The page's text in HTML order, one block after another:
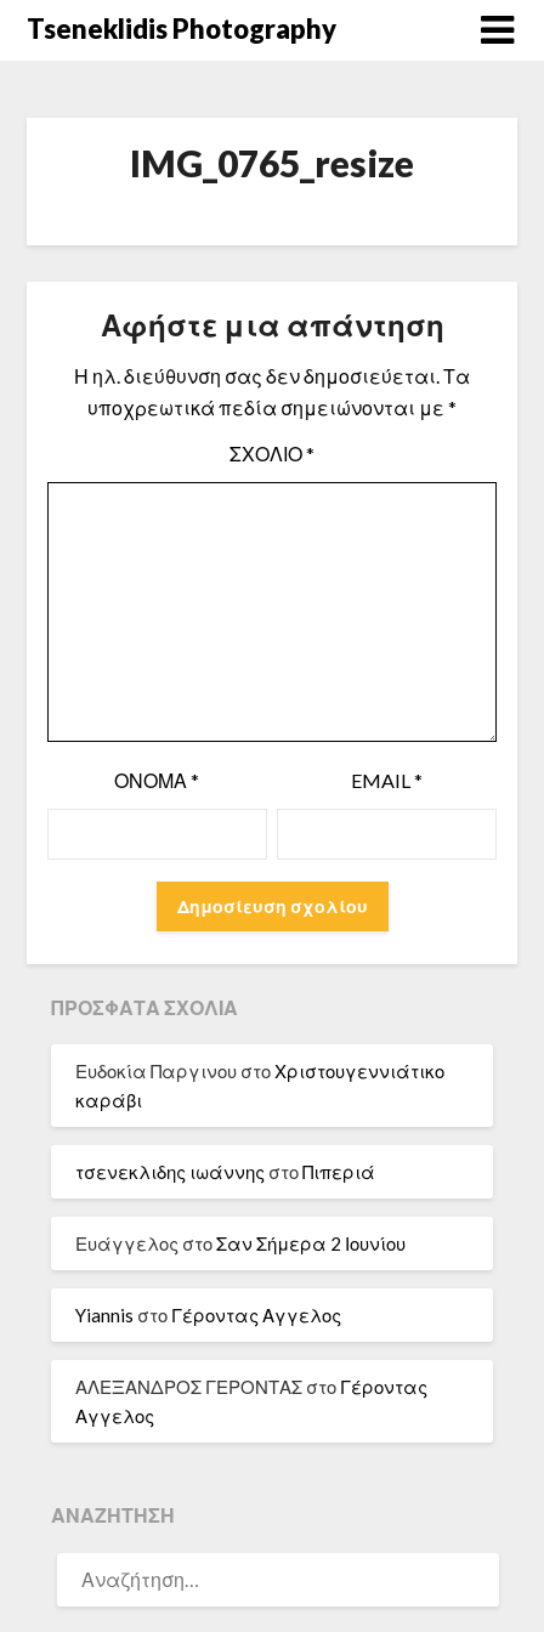
Μετάβαση
Tseneklidis Photography
IMG_0765_resize
Αφήστε μια απάντηση
Η ηλ. διεύθυνση σας δεν δημοσιεύεται.Τα
υποχρεωτικά πεδία σημειώνονται με *
ΣΧΌΛΙΟ*
ΌΝΟΜΑ* EMAIL*
ΠΡΌΣΦΑΤΑ ΣΧΌΛΙΑ
Ευδοκία Παργινου στοΧριστουγεννιάτικο
καράβι
τσενεκλιδης ιωάννης στοΠιπεριά
Ευάγγελος στοΣαν Σήμερα 2 Ιουνίου
Yiannis στο Γέροντας Αγγελος
ΑΛΕΞΑΝΔΡΟΣ ΓΕΡΟΝΤΑΣ στο Γέροντας
Αγγελος
ΑΝΑΖΉΤΗΣΗ
ΓΙΑ: